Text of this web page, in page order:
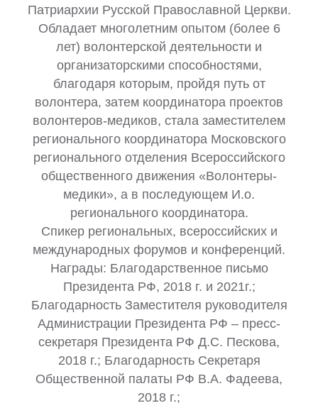
Патриархии Русской Православной Церкви.
Обладает многолетним опытом (более 6
лет) волонтерской деятельности и
организаторскими способностями,
благодаря которым, пройдя путь от
волонтера, затем координатора проектов
волонтеров-медиков, стала заместителем
регионального координатора Московского
регионального отделения Всероссийского
общественного движения «Волонтеры-
медики», а в последующем И.о.
регионального координатора.
Спикер региональных, всероссийских и
международных форумов и конференций.
Награды: Благодарственное письмо
Президента РФ, 2018 г. и 2021г.;
Благодарность Заместителя руководителя
Администрации Президента РФ – пресс-
секретаря Президента РФ Д.С. Пескова,
2018 г.; Благодарность Секретаря
Общественной палаты РФ В.А. Фадеева,
2018 г.;